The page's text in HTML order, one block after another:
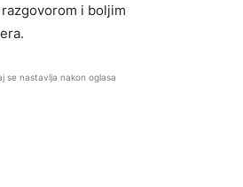
i boljim
se nastavlja nakon oglasa